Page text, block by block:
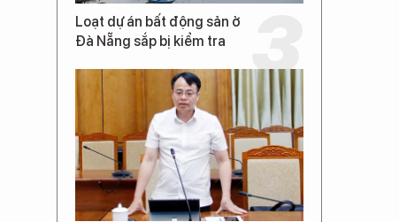
Loạt dự án bất động sản ở
Đà Nẵng sắp bị kiểm tra